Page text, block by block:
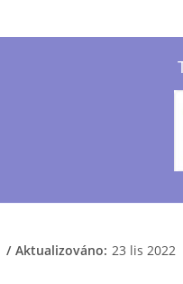
Aktualizováno: 23 lis 2022